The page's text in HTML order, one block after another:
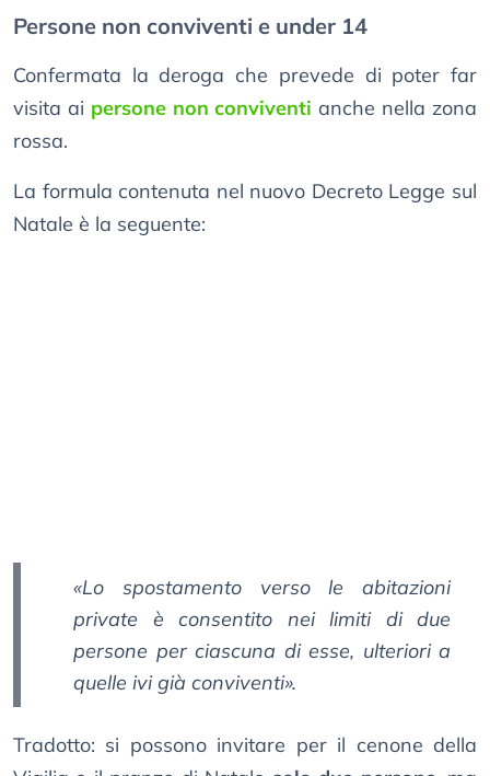
Persone non conviventi e under 14
Confermata la deroga che prevede di poter far
visita ai persone non conviventi anche nella zona
rossa.
La formula contenuta nel nuovo Decreto Legge sul
Natale è la seguente:
«Lo spostamento verso le abitazioni
private è consentito nei limiti di due
persone per ciascuna di esse, ulteriori a
quelle ivi già conviventi».
Tradotto: si possono invitare per il cenone della